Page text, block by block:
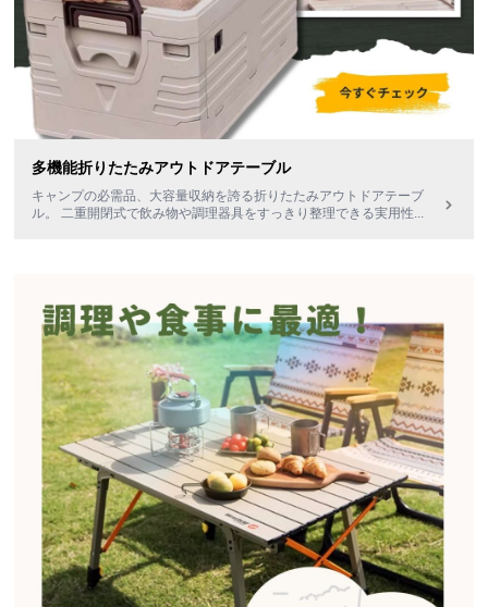
多機能折りたたみアウトドアテーブル
キャンプの必需品、大容量収納を誇る折りたたみアウトドアテーブ
ル。 二重開閉式で飲み物や調理器具をすっきり整理できる実用性...